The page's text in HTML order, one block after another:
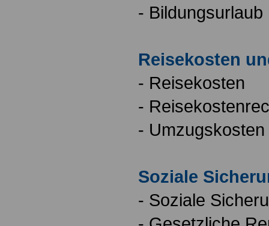
- Bildungsurlaub
Reisekosten
- Reisekosten
-
- Umzugskosten
Soziale
- Soziale